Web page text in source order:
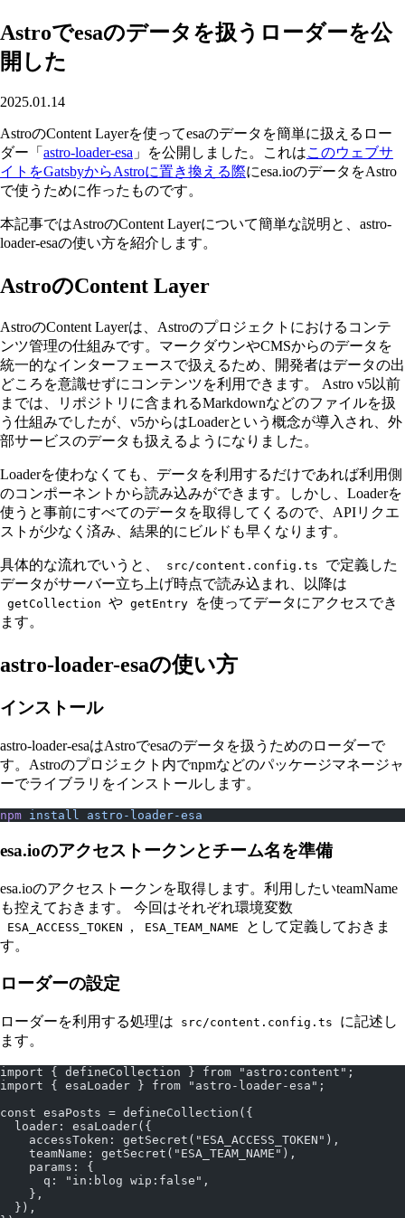
Astroでesaのデータを扱うローダーを公
開した
2025.01.14
AstroのContent Layerを使ってesaのデータを簡単に扱えるロー
ダー「 astro-loader-esa 」を公開しました。これはこのウェブサ
イトをGatsbyからAstroに置き換える際にesa.ioのデータをAstro
で使うために作ったものです。
本記事ではAstroのContent Layerについて簡単な説明と、astro-
loader-esaの使い方を紹介します。
AstroのContent Layer
AstroのContent Layerは、Astroのプロジェクトにおけるコンテ
ンツ管理の仕組みです。マークダウンやCMSからのデータを
統一的なインターフェースで扱えるため、開発者はデータの出
どころを意識せずにコンテンツを利用できます。 Astro v5以前
までは、リポジトリに含まれるMarkdownなどのファイルを扱
う仕組みでしたが、v5からはLoaderという概念が導入され、外
部サービスのデータも扱えるようになりました。
Loaderを使わなくても、データを利用するだけであれば利用側
のコンポーネントから読み込みができます。しかし、Loaderを
使うと事前にすべてのデータを取得してくるので、APIリクエ
ストが少なく済み、結果的にビルドも早くなります。
具体的な流れでいうと、 src/content.config.ts
で定義した
データがサーバー立ち上げ時点で読み込まれ、以降は
getCollection や getEntry
を使ってデータにアクセスでき
ます。
astro-loader-esaの使い方
インストール
astro-loader-esaはAstroでesaのデータを扱うためのローダーで
す。Astroのプロジェクト内でnpmなどのパッケージマネージャ
ーでライブラリをインストールします。
npm install astro-loader-esa
esa.ioのアクセストークンとチーム名を準備
esa.ioのアクセストークンを取得します。利用したいteamName
も控えておきます。 今回はそれぞれ環境変数
ESA_ACCESS_TOKEN , ESA_TEAM_NAME
として定義しておきま
す。
ローダーの設定
ローダーを利用する処理は src/content.config.ts
に記述し
ます。
import { defineCollection } from "astro:content";
import { esaLoader } from "astro-loader-esa";
const esaPosts = defineCollection({
  loader: esaLoader({
    accessToken: getSecret("ESA_ACCESS_TOKEN"),
    teamName: getSecret("ESA_TEAM_NAME"),
    params: {
      q: "in:blog wip:false",
    },
  }),